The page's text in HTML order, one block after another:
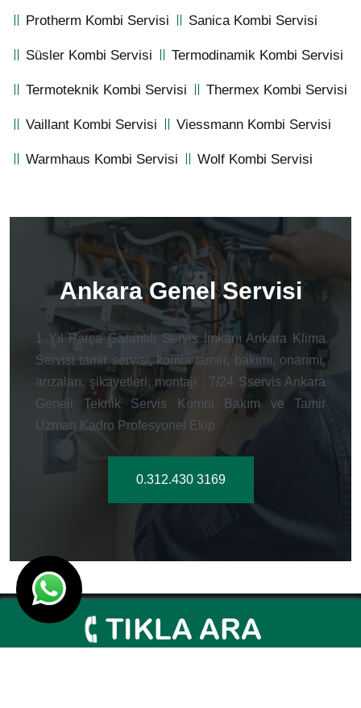
Protherm Kombi Servisi Sanica Kombi Servisi
Süsler Kombi Servisi Termodinamik Kombi Servisi
Termoteknik Kombi Servisi Thermex Kombi Servisi
Vaillant Kombi Servisi Viessmann Kombi Servisi
Warmhaus Kombi Servisi Wolf Kombi Servisi
Ankara Genel Servisi
1 Yıl Parça Garantili Servis İmkanı Ankara Klima
Servisi tamir servisi, kombi tamiri, bakımı, onarımı,
arızaları, şikayetleri, montajı . 7/24 Sservis Ankara
Geneli Teknik Servis Kombi Bakım ve Tamir
Uzman Kadro Profesyonel Ekip
0.312.430 3169